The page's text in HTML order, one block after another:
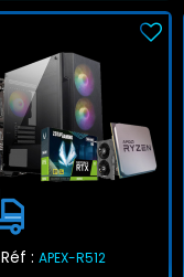
Réf : APEX-R512